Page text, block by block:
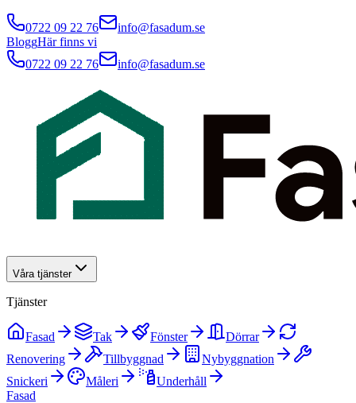
0722 09 22 76
info@fasadum.se
BloggHär finns vi
0722 09 22 76
info@fasadum.se
Våra tjänster
Tjänster
Fasad Tak Fönster
Dörrar
Renovering
Tillbyggnad
Nybyggnation
Snickeri
Måleri
Underhåll
Fasad